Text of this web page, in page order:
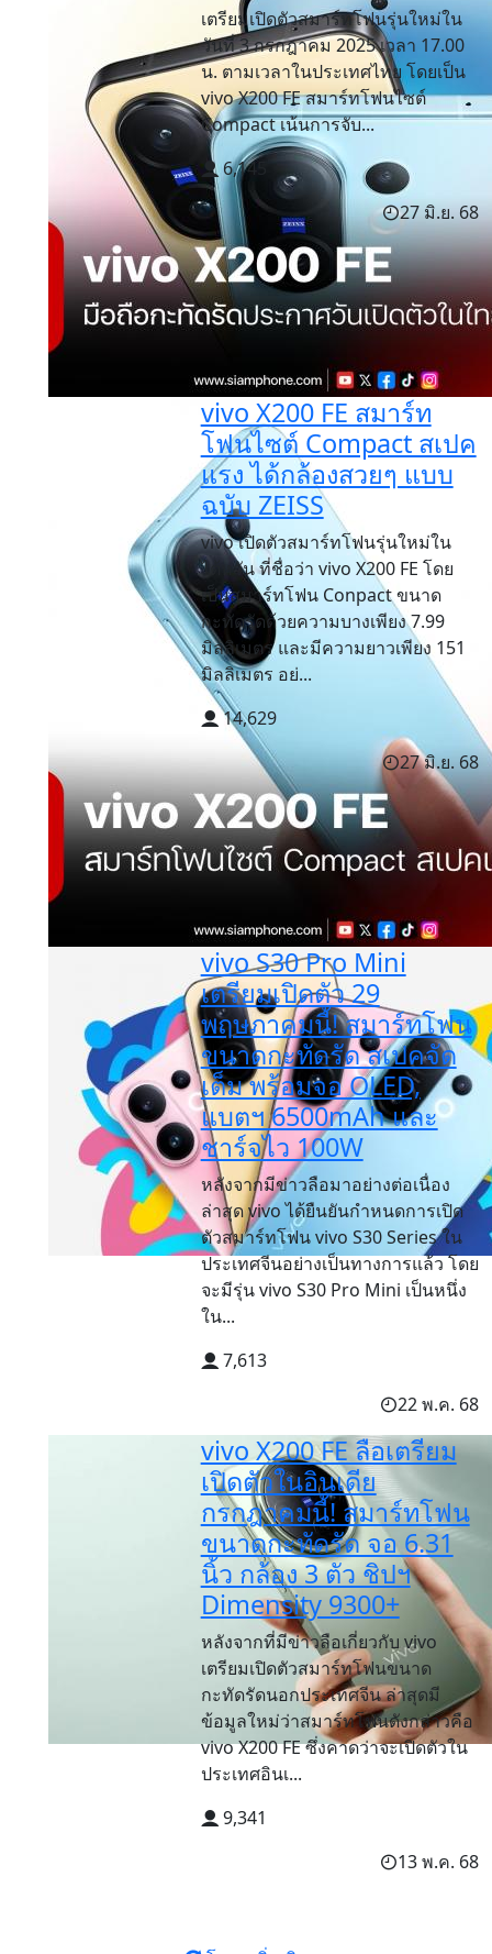
เตรียมเปิดตัวสมาร์ทโฟนรุ่นใหม่ใน
วันที่ 3 กรกฎาคม 2025 เวลา 17.00
น. ตามเวลาในประเทศไทย โดยเป็น
vivo X200 FE สมาร์ทโฟนไซต์
Compact เน้นการจับ...
6,145
27 มิ.ย. 68
vivo X200 FE สมาร์ท
โฟนไซต์ Compact สเปค
แรง ได้กล้องสวยๆ แบบ
ฉบับ ZEISS
vivo เปิดตัวสมาร์ทโฟนรุ่นใหม่ใน
ไต้หวัน ที่ชื่อว่า vivo X200 FE โดย
เป็นสมาร์ทโฟน Conpact ขนาด
กะทัดรัดด้วยความบางเพียง 7.99
มิลลิเมตร และมีความยาวเพียง 151
มิลลิเมตร อย่...
14,629
27 มิ.ย. 68
vivo S30 Pro Mini
เตรียมเปิดตัว 29
พฤษภาคมนี้! สมาร์ทโฟน
ขนาดกะทัดรัด สเปคจัด
เต็ม พร้อมจอ OLED,
แบตฯ 6500mAh และ
ชาร์จไว 100W
หลังจากมีข่าวลือมาอย่างต่อเนื่อง
ล่าสุด vivo ได้ยืนยันกำหนดการเปิด
ตัวสมาร์ทโฟน vivo S30 Series ใน
ประเทศจีนอย่างเป็นทางการแล้ว โดย
จะมีรุ่น vivo S30 Pro Mini เป็นหนึ่ง
ใน...
7,613
22 พ.ค. 68
vivo X200 FE ลือเตรียม
เปิดตัวในอินเดีย
กรกฎาคมนี้! สมาร์ทโฟน
ขนาดกะทัดรัด จอ 6.31
นิ้ว กล้อง 3 ตัว ชิปฯ
Dimensity 9300+
หลังจากที่มีข่าวลือเกี่ยวกับ vivo
เตรียมเปิดตัวสมาร์ทโฟนขนาด
กะทัดรัดนอกประเทศจีน ล่าสุดมี
ข้อมูลใหม่ว่าสมาร์ทโฟนดังกล่าวคือ
vivo X200 FE ซึ่งคาดว่าจะเปิดตัวใน
ประเทศอินเ...
9,341
13 พ.ค. 68